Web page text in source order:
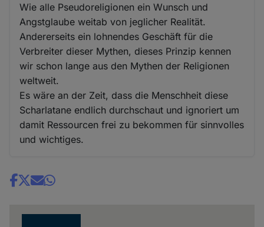
Wie alle Pseudoreligionen ein Wunsch und
Angstglaube weitab von jeglicher Realität.
Andererseits ein lohnendes Geschäft für die
Verbreiter dieser Mythen, dieses Prinzip kennen
wir schon lange aus den Mythen der Religionen
weltweit.
Es wäre an der Zeit, dass die Menschheit diese
Scharlatane endlich durchschaut und ignoriert um
damit Ressourcen frei zu bekommen für sinnvolles
und wichtiges.
Share